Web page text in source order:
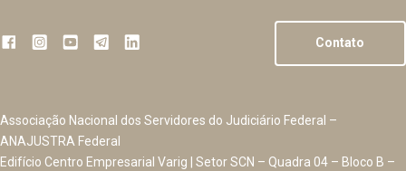
Contato
Associação Nacional dos Servidores do Judiciário Federal –
ANAJUSTRA Federal
Edifício Centro Empresarial Varig | Setor SCN – Quadra 04 – Bloco B –